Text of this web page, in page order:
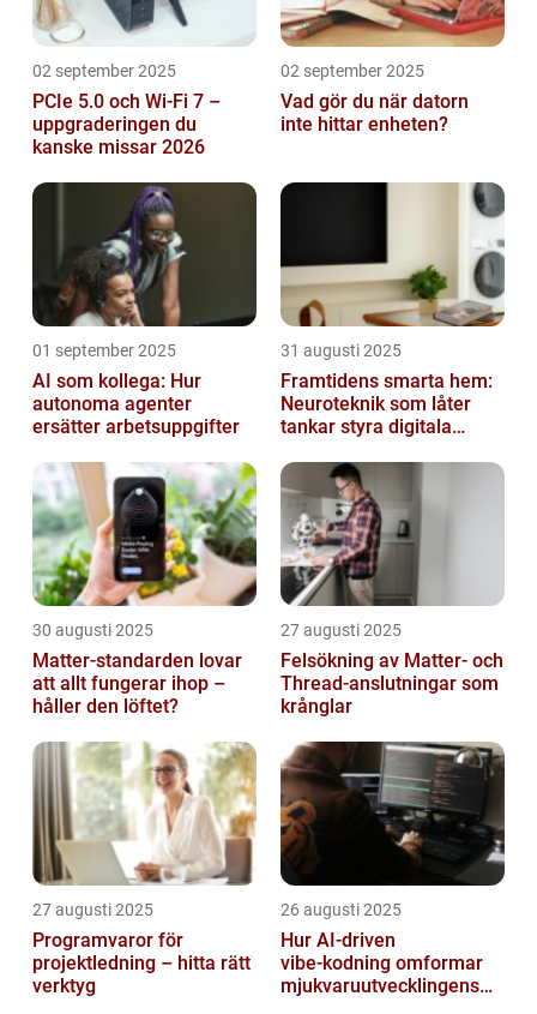
02 september 2025
PCIe 5.0 och Wi-Fi 7 –
uppgraderingen du
kanske missar 2026
02 september 2025
Vad gör du när datorn
inte hittar enheten?
01 september 2025
AI som kollega: Hur
autonoma agenter
ersätter arbetsuppgifter
31 augusti 2025
Framtidens smarta hem:
Neuroteknik som låter
tankar styra digitala
30 augusti 2025
Matter-standarden lovar
att allt fungerar ihop –
håller den löftet?
27 augusti 2025
Felsökning av Matter‑ och
Thread‑anslutningar som
krånglar
27 augusti 2025
Programvaror för
projektledning – hitta rätt
verktyg
26 augusti 2025
Hur AI‑driven
vibe‑kodning omformar
mjukvaruutvecklingens